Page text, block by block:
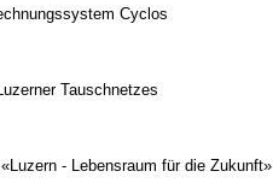
Cyclos
Tauschnetzes
- Lebensraum für die Zukunft»